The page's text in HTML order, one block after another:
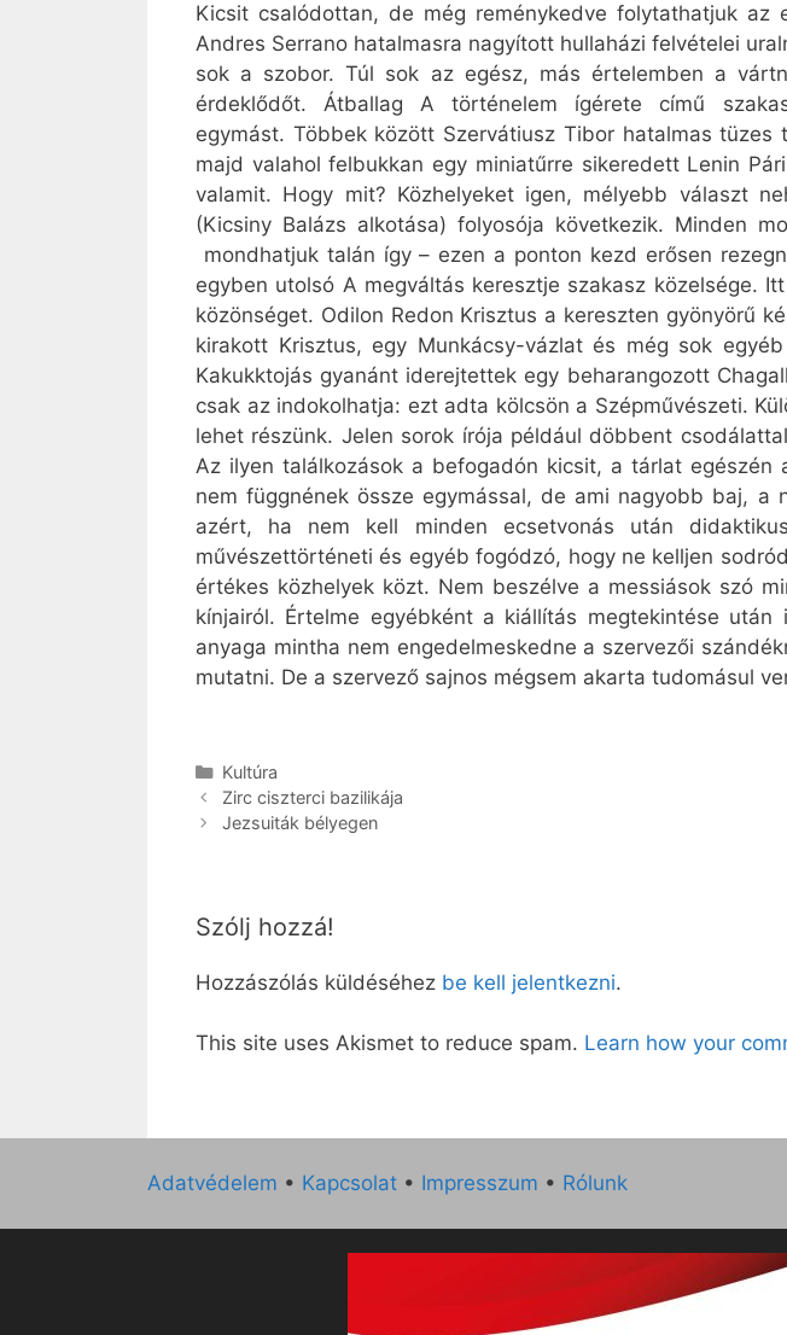
Kicsit csalódottan, de még reménykedve folytathatjuk
Andres Serrano hatalmasra nagyított hullaházi felvételei
sok a szobor. Túl sok az egész, más értelemben a
érdeklődőt. Átballag A történelem ígérete című
egymást. Többek között Szervátiusz Tibor hatalmas
majd valahol felbukkan egy miniatűrre sikeredett Lenin
valamit. Hogy mit? Közhelyeket igen, mélyebb választ
(Kicsiny Balázs alkotása) folyosója következik. Minden
mondhatjuk talán így – ezen a ponton kezd erősen
egyben utolsó A megváltás keresztje szakasz közelsége.
közönséget. Odilon Redon Krisztus a kereszten gyönyörű
kirakott Krisztus, egy Munkácsy-vázlat és még sok
Kakukktojás gyanánt iderejtettek egy beharangozott
csak az indokolhatja: ezt adta kölcsön a Szépművészeti.
lehet részünk. Jelen sorok írója például döbbent
Az ilyen találkozások a befogadón kicsit, a tárlat
nem függnének össze egymással, de ami nagyobb baj, a
azért, ha nem kell minden ecsetvonás után
művészettörténeti és egyéb fogódzó, hogy ne kelljen
értékes közhelyek közt. Nem beszélve a messiások szó
kínjairól. Értelme egyébként a kiállítás megtekintése
anyaga mintha nem engedelmeskedne a szervezői
mutatni. De a szervező sajnos mégsem akarta tudomásul
Kategória
Kultúra
Zirc ciszterci bazilikája
Jezsuiták bélyegen
Szólj hozzá!
Hozzászólás küldéséhez be kell jelentkezni.
This site uses Akismet to reduce spam. Learn how your
Adatvédelem • Kapcsolat • Impresszum • Rólunk